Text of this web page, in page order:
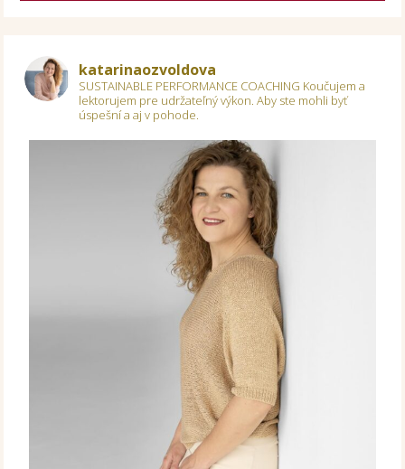
katarinaozvoldova
SUSTAINABLE PERFORMANCE COACHING Koučujem a
lektorujem pre udržateľný výkon.Aby ste mohli byť
úspešní a aj v pohode.